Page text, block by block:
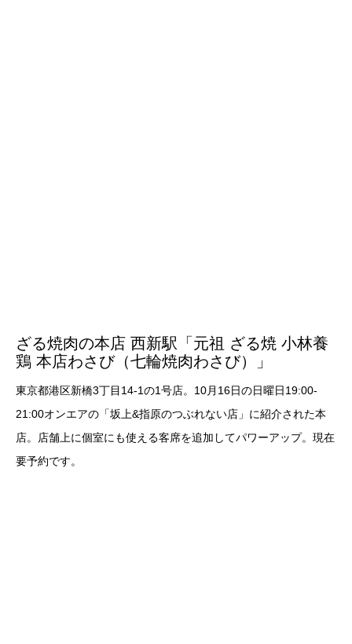
ざる焼肉の本店 西新駅「元祖 ざる焼 小林養
鶏 本店わさび（七輪焼肉わさび）」
東京都港区新橋3丁目14-1の1号店。10月16日の日曜日19:00-
21:00オンエアの「坂上&指原のつぶれない店」に紹介された本
店。店舗上に個室にも使える客席を追加してパワーアップ。現在
要予約です。